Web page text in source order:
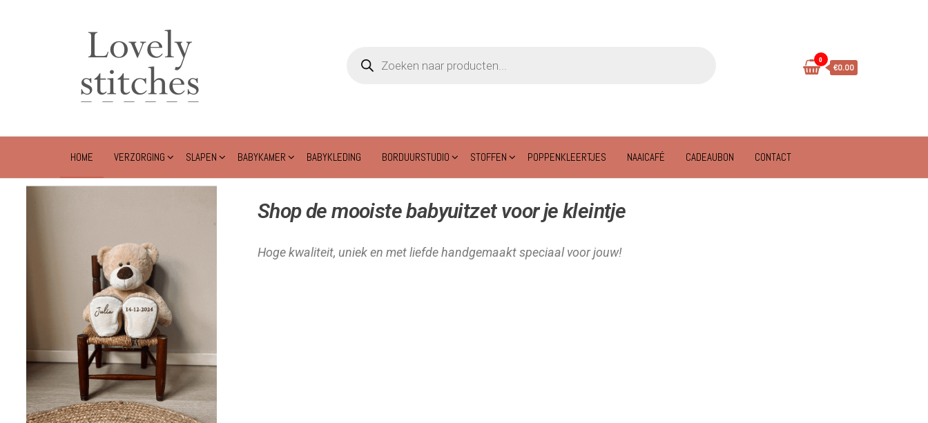
0
€0.00
HOME VERZORGING SLAPEN BABYKAMER BABYKLEDING BORDUURSTUDIO STOFFEN POPPENKLEERTJES NAAICAFÉ CADEAUBON CONTACT
Shop de mooiste babyuitzet voor je kleintje
Hoge kwaliteit, uniek en met liefde handgemaakt speciaal voor jouw!